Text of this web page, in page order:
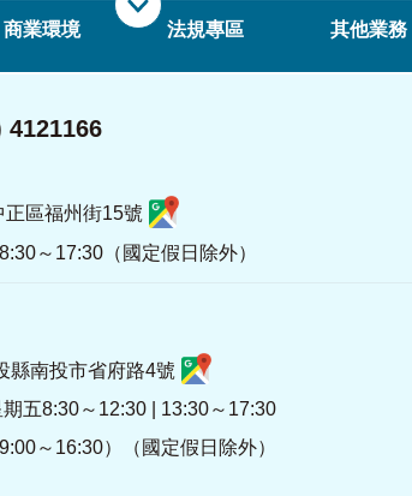
商業環境 法規專區 其他業務
區福州街15號
～17:30（國定假日除外）
縣南投市省府路4號
五8:30～12:30 | 13:30～17:30
～16:30）（國定假日除外）